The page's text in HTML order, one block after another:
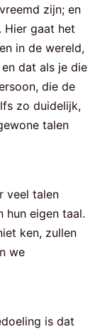
zijn; en
Hier gaat het
in de wereld,
dat als je die
die de
zo duidelijk,
talen
veel talen
hun eigen taal.
ken, zullen
we
is dat